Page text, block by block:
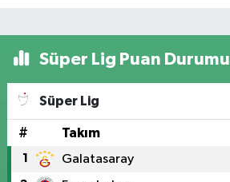
Süper Lig Puan Durumu
Süper Lig
# Takım
1 Galatasaray